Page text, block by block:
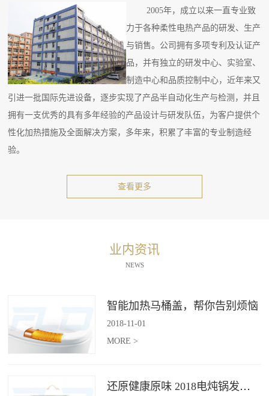
2005年，成立以来一直专业致
力于各种柔性电热产品的研发、生产
与销售。公司拥有多项专利及认证产
品，并有独立的研发中心、实验室、
制造中心和品质控制中心，近年来又
引进一批国际先进设备，逐步实现了产品半自动化生产与检测，并且
拥有一支优秀的具有多年经验的产品设计与研发队伍，为客户提供个
性化加热措施及全面解决方案，多年来，积累了丰富的专业制造经
验。
查看更多
业内资讯
NEWS
智能加热马桶盖，帮你告别烦恼
2018-11-01
MORE >
还原健康原味 2018电炖锅发展趋势